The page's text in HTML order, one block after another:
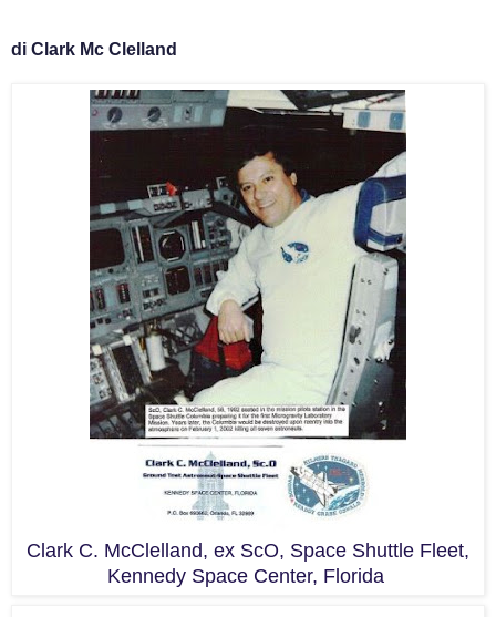
di Clark Mc Clelland
Clark C. McClelland, ex ScO, Space Shuttle Fleet,
Kennedy Space Center, Florida